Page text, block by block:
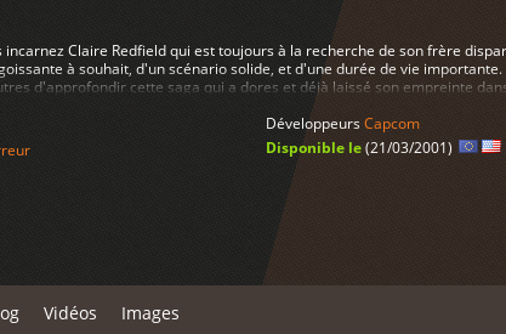
Claire Redfield qui est toujours à la recherche de son frère
à souhait, d'un scénario solide, et d'une durée de vie
d'approfondir cette saga qui a dores et déjà laissé son empreinte
DéveloppeursCapcom
Disponible le(21/03/2001)
Vidéos Images